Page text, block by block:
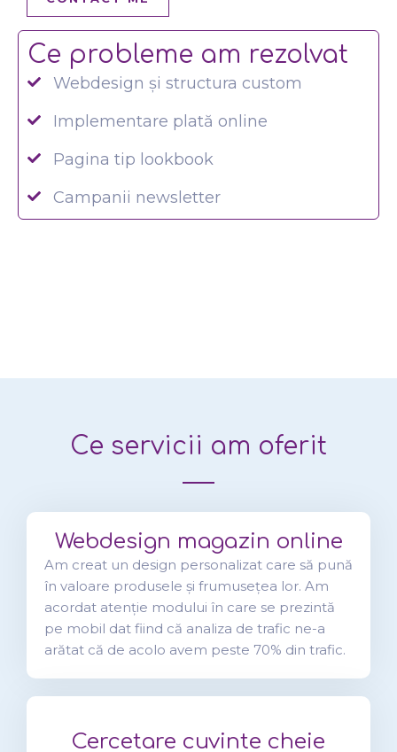
Ce probleme am rezolvat
Webdesign și structura custom
Implementare plată online
Pagina tip lookbook
Campanii newsletter
Ce servicii am oferit
Webdesign magazin online
Am creat un design personalizat care să pună
în valoare produsele și frumusețea lor. Am
acordat atenție modului în care se prezintă
pe mobil dat fiind că analiza de trafic ne-a
arătat că de acolo avem peste 70% din trafic.
Cercetare cuvinte cheie